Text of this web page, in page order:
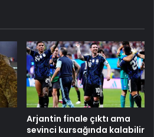
Arjantin finale çıktı ama
sevinci kursağında kalabilir